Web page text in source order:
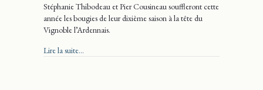
Stéphanie Thibodeau et Pier Cousineau souffleront cette
année les bougies de leur dixième saison à la tête du
Vignoble l’Ardennais.
Lire la suite...